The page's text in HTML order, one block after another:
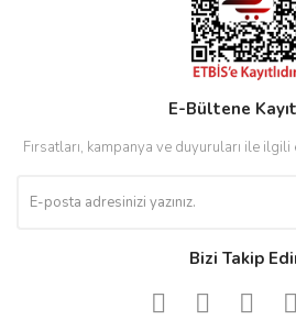
E-Bültene
Fırsatları, kampanya ve duyuruları ile
Bizi Takip